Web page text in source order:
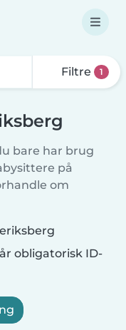
Filtre 1
bare har brug
på
om
obligatorisk ID-